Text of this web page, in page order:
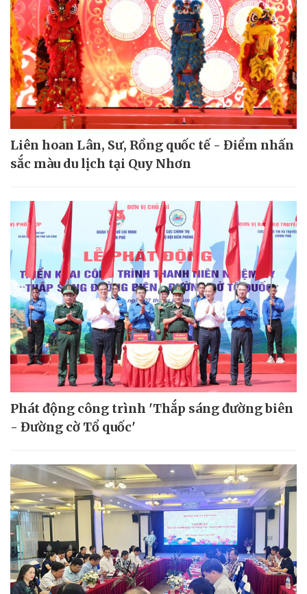
Liên hoan Lân, Sư, Rồng quốc tế - Điểm nhấn
sắc màu du lịch tại Quy Nhơn
Phát động công trình 'Thắp sáng đường biên
- Đường cờ Tổ quốc'